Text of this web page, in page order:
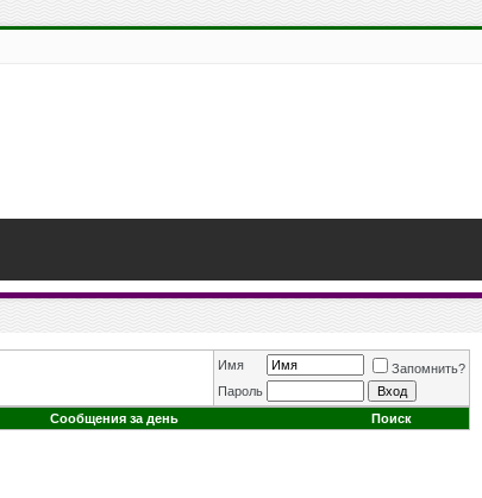
Имя
Запомнить?
Пароль
Сообщения за день Поиск